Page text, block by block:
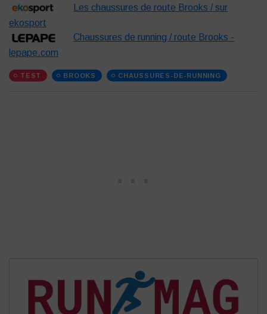
Les chaussures de route Brooks / sur
ekosport
Chaussures de running / route Brooks -
lepape.com
TEST BROOKS CHAUSSURES-DE-RUNNING